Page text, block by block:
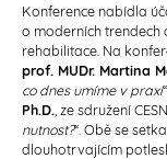
Konference nabídla
o moderních trendech
rehabilitace. Na
prof. MUDr. Martina
co dnes umíme v praxi
Ph.D. , ze sdružení
nutnost?“. Obě se
dlouhotrvajícím